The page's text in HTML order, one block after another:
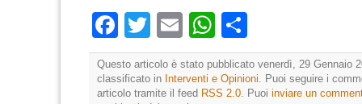
Facebook
TwitterEmailWhatsApp
Questo articolo è stato pubblicato venerdì, 29 Gennaio
classificato in Interventi e Opinioni. Puoi seguire i
articolo tramite il feed RSS 2.0. Puoi inviare un